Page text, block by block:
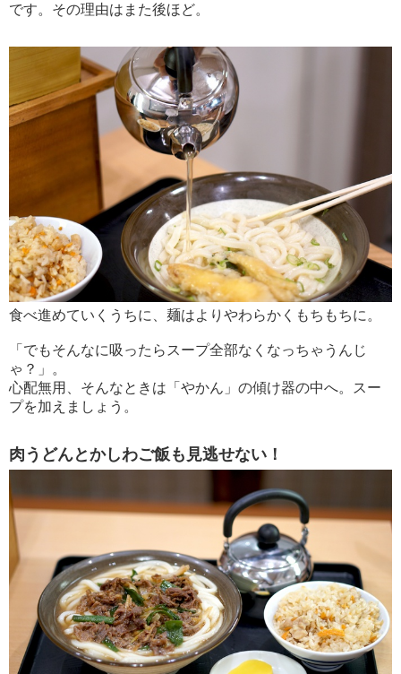
です。その理由はまた後ほど。
食べ進めていくうちに、麺はよりやわらかくもちもちに。
「でもそんなに吸ったらスープ全部なくなっちゃうんじ
ゃ？」。
心配無用、そんなときは「やかん」の傾け器の中へ。スー
プを加えましょう。
肉うどんとかしわご飯も見逃せない！